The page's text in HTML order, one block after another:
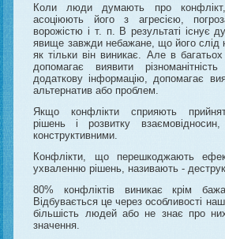
Коли люди думають про
асоціюють його з агресією,
ворожістю і т. п. В результаті існує
явище завжди небажане, що його слід
як тільки він виникає. Але в багатьох
допомагає виявити
додаткову інформацію, допомагає
альтернатив або проблем.
Якщо конфлікти сприяють
рішень і розвитку
конструктивними.
Конфлікти, що перешкоджають
ухваленню рішень, називають -
80% конфліктів виникає крім
Відбувається це через особливості
більшість людей або не знає про
значення.